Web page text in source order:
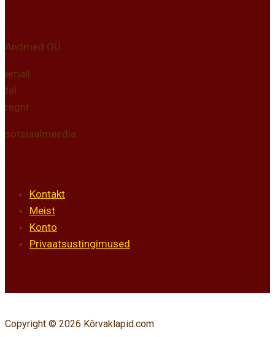
Andmed OÜ
email
tel
regnr
sotsiaalmeedia
Kontakt
Meist
Konto
Privaatsustingimused
Copyright © 2026 Kõrvaklapid.com